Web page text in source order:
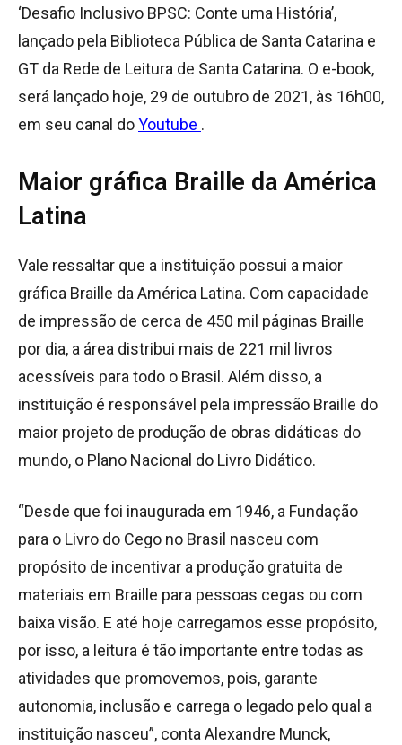
‘Desafio Inclusivo BPSC: Conte uma História’,
lançado pela Biblioteca Pública de Santa Catarina e
GT da Rede de Leitura de Santa Catarina. O e-book,
será lançado hoje, 29 de outubro de 2021, às 16h00,
em seu canal doYoutube .
Maior gráfica Braille da América
Latina
Vale ressaltar que a instituição possui a maior
gráfica Braille da América Latina. Com capacidade
de impressão de cerca de 450 mil páginas Braille
por dia, a área distribui mais de 221 mil livros
acessíveis para todo o Brasil. Além disso, a
instituição é responsável pela impressão Braille do
maior projeto de produção de obras didáticas do
mundo, o Plano Nacional do Livro Didático.
“Desde que foi inaugurada em 1946, a Fundação
para o Livro do Cego no Brasil nasceu com
propósito de incentivar a produção gratuita de
materiais em Braille para pessoas cegas ou com
baixa visão. E até hoje carregamos esse propósito,
por isso, a leitura é tão importante entre todas as
atividades que promovemos, pois, garante
autonomia, inclusão e carrega o legado pelo qual a
instituição nasceu”, conta Alexandre Munck,